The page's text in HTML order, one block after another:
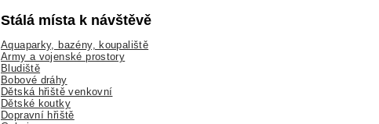
Stálá místa k návštěvě
Aquaparky, bazény, koupaliště
Army a vojenské prostory
Bludiště
Bobové dráhy
Dětská hřiště venkovní
Dětské koutky
Dopravní hřiště